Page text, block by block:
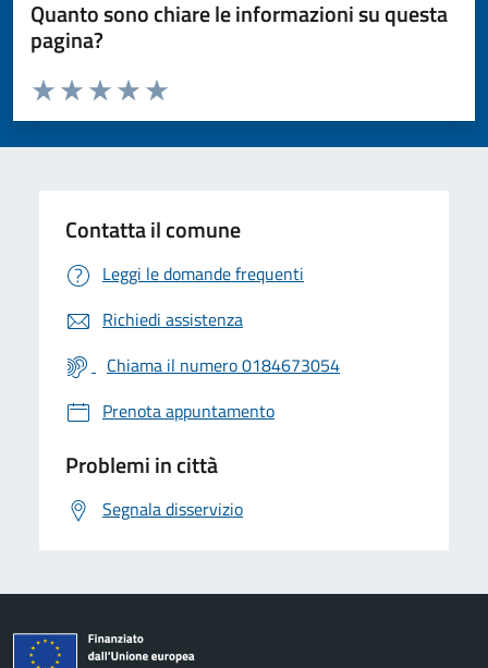
Quanto sono chiare le informazioni su questa
pagina?
Valuta da 1 a 5 stelle la pagina
Valuta 5 stelle su 5
Valuta 4 stelle su 5
Valuta 3 stelle su 5
Valuta 2 stelle su 5
Valuta 1 stelle su 5
Contatta il comune
Leggi le domande frequenti
Richiedi assistenza
Chiama il numero 0184673054
Prenota appuntamento
Problemi in città
Segnala disservizio